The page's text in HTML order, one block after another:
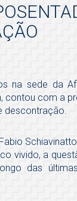
na sede da
contou com a
descontração.
vivido, a
das